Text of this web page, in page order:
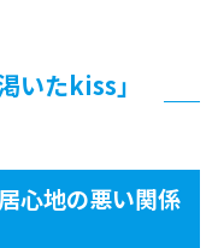
いたkiss」
心地の悪い関係